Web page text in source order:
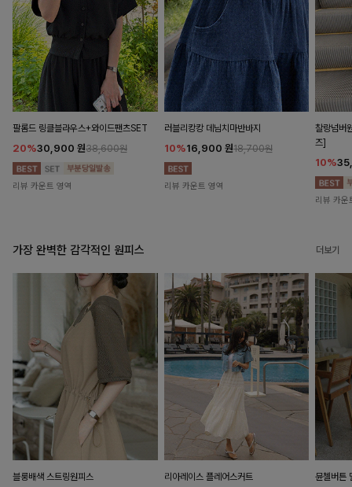
팔롬드 링클블라우스+와이드팬츠SET
20%30,900 원38,600원
리뷰 카운트 영역
러블리캉캉 데님치마반바지
10%16,900 원18,700원
리뷰 카운트 영역
찰랑넘버
즈]
10%
리뷰 카운
가장 완벽한 감각적인 원피스 더보기
블룽배색 스트링원피스 리아레이스 플레어스커트 뮨첼버튼